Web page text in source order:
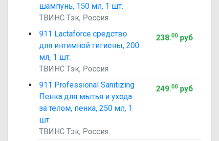
шампунь, 150 мл, 1 шт.
ТВИНС Тэк, Россия
911 Lactaforce средство
для интимной гигиены, 200
мл, 1 шт.
ТВИНС Тэк, Россия
238.00руб
911 Professional Sanitizing
Пенка для мытья и ухода
за телом, пенка, 250 мл, 1
шт.
ТВИНС Тэк, Россия
249.00руб